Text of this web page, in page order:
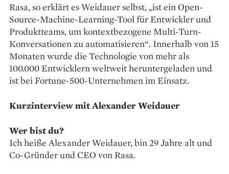
Rasa, so erklärt es Weidauer selbst, „ist ein Open-
Source-Machine-Learning-Tool für Entwickler und
Produktteams, um ­kontextbezogene Multi-Turn-
Konver­sationen zu automatisieren“. Innerhalb von 15
Monaten wurde die Technologie von mehr als
100.000 Entwicklern weltweit heruntergeladen und
ist bei Fortune-500-Unternehmen im Einsatz.
Kurzinterview mit Alexander Weidauer
Wer bist du?
Ich heiße Alexander Weidauer, bin 29 Jahre alt und
Co-Gründer und CEO von Rasa.